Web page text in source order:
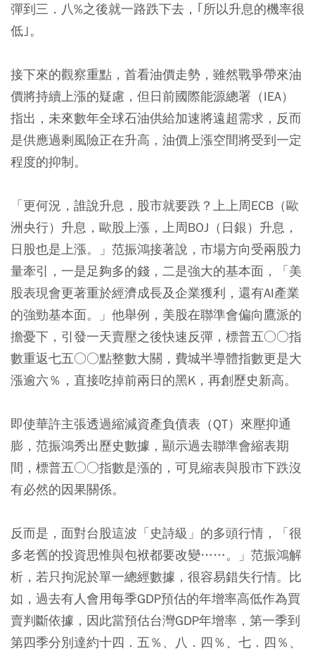
彈到三．八%之後就一路跌下去，｢所以升息的機率很
低｣。
接下來的觀察重點，首看油價走勢，雖然戰爭帶來油
價將持續上漲的疑慮，但日前國際能源總署（IEA）
指出，未來數年全球石油供給加速將遠超需求，反而
是供應過剩風險正在升高，油價上漲空間將受到一定
程度的抑制。
「更何況，誰說升息，股市就要跌？上上周ECB（歐
洲央行）升息，歐股上漲，上周BOJ（日銀）升息，
日股也是上漲。」范振鴻接著說，市場方向受兩股力
量牽引，一是足夠多的錢，二是強大的基本面，「美
股表現會更著重於經濟成長及企業獲利，還有AI產業
的強勁基本面。」他舉例，美股在聯準會偏向鷹派的
擔憂下，引發一天賣壓之後快速反彈，標普五○○指
數重返七五○○點整數大關，費城半導體指數更是大
漲逾六％，直接吃掉前兩日的黑K，再創歷史新高。
即使華許主張透過縮減資產負債表（QT）來壓抑通
膨，范振鴻秀出歷史數據，顯示過去聯準會縮表期
間，標普五○○指數是漲的，可見縮表與股市下跌沒
有必然的因果關係。
反而是，面對台股這波「史詩級」的多頭行情，「很
多老舊的投資思惟與包袱都要改變……。」范振鴻解
析，若只拘泥於單一總經數據，很容易錯失行情。比
如，過去有人會用每季GDP預估的年增率高低作為買
賣判斷依據，因此當預估台灣GDP年增率，第一季到
第四季分別達約十四．五％、八．四％、七．四％、